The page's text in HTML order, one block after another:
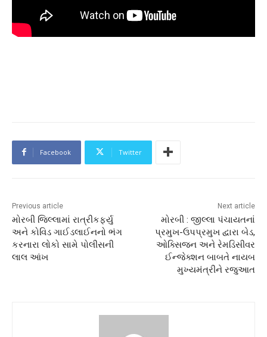
Facebook Twitter
Previous article
મોરબી જિલ્લામાં રાત્રીકર્ફ્યુ
અને કોવિડ ગાઈડલાઈનનો ભંગ
કરનારા લોકો સામે પોલીસની
લાલ આંખ
Next article
મોરબી : જીલ્લા પંચાયતનાં
પ્રમુખ-ઉપપ્રમુખ દ્વારા બેડ,
ઓક્સિજન અને રેમડિસીવર
ઈન્જેક્શન બાબતે નાયબ
મુખ્યમંત્રીને રજુઆત